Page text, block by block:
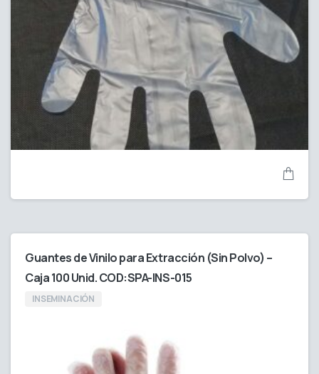
Guantes de Vinilo para Extracción (Sin Polvo) –
Caja 100 Unid. COD:SPA-INS-015
INSEMINACIÓN